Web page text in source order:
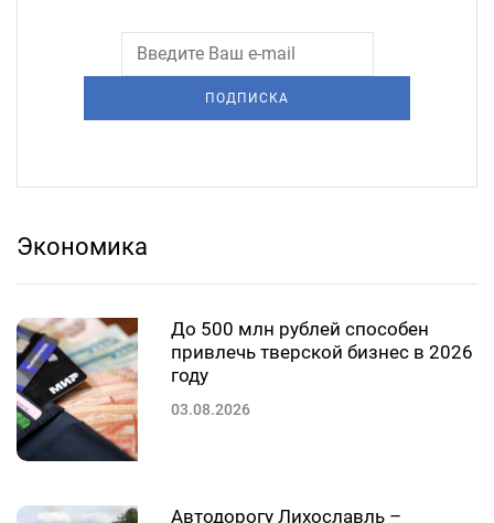
ПОДПИСКА
Экономика
До 500 млн рублей способен
привлечь тверской бизнес в 2026
году
03.08.2026
Автодорогу Лихославль –